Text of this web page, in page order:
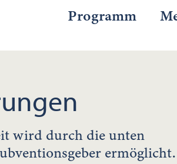
Programm
wird durch die unten
ermöglicht.